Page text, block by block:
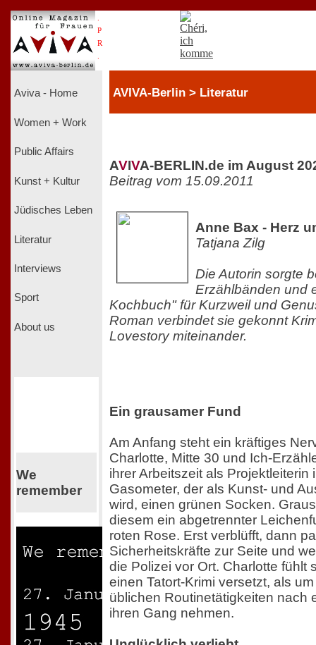
P
R
Aviva - Home
Women + Work
Public Affairs
Kunst + Kultur
Jüdisches Leben
Literatur
Interviews
Sport
About us
We
remember
AVIVA-Berlin > Literatur
AVIVA-BERLIN.de im August
Beitrag vom 15.09.2011
Anne Bax - Herz
Tatjana Zilg
Die Autorin sorgte
Erzählbänden und
Kochbuch" für Kurzweil und
Roman verbindet sie gekonnt
Lovestory miteinander.
Ein grausamer Fund
Am Anfang steht ein kräftiges
Charlotte, Mitte 30 und Ich-
ihrer Arbeitszeit als Projektleiterin
Gasometer, der als Kunst- und
wird, einen grünen Socken.
diesem ein abgetrennter
roten Rose. Erst verblüfft, dann
Sicherheitskräfte zur Seite und
die Polizei vor Ort. Charlotte fühlt
einen Tatort-Krimi versetzt, als
üblichen Routinetätigkeiten nach
ihren Gang nehmen.